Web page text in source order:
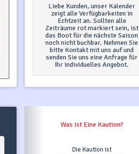
Liebe Kunden, unser Kalender
zeigt alle Verfügbarkeiten in
Echtzeit an. Sollten alle
Zeiträume rot markiert sein, ist
das Boot für die nächste Saison
noch nicht buchbar. Nehmen Sie
bitte Kontakt mit uns auf und
senden Sie uns eine Anfrage für
Ihr individuelles Angebot.
Was Ist Eine Kaution?
Die Kaution ist